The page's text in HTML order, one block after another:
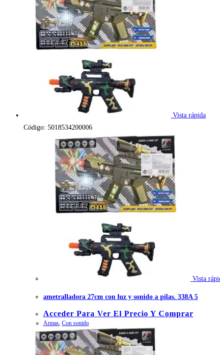
Vista rápida
Código: 5018534200006
Vista
ametralladora 27cm con luz y sonido a pilas. 338A 5
Acceder Para Ver El Precio Y Comprar
Armas Con sonido